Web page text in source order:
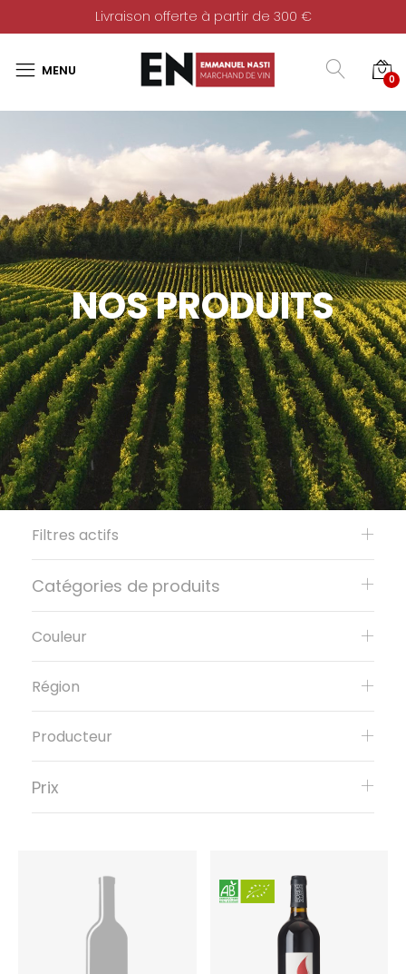
Livraison offerte à partir de 300 €
0
NOS PRODUITS
Filtres actifs
Catégories de produits
Couleur
Région
Producteur
Prix